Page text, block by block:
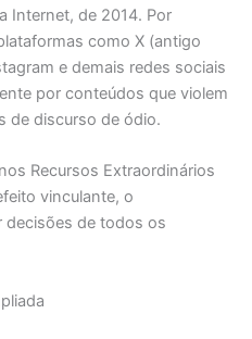
Internet, de 2014. Por
como X (antigo
e demais redes sociais
por conteúdos que violem
de discurso de ódio.
Recursos Extraordinários
vinculante, o
decisões de todos os